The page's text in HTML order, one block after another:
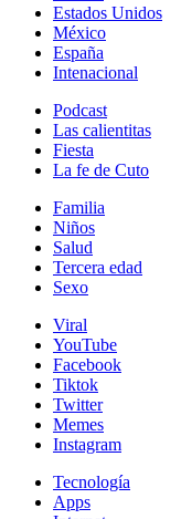
Estados Unidos
México
España
Intenacional
Podcast
Las calientitas
Fiesta
La fe de Cuto
Familia
Niños
Salud
Tercera edad
Sexo
Viral
YouTube
Facebook
Tiktok
Twitter
Memes
Instagram
Tecnología
Apps